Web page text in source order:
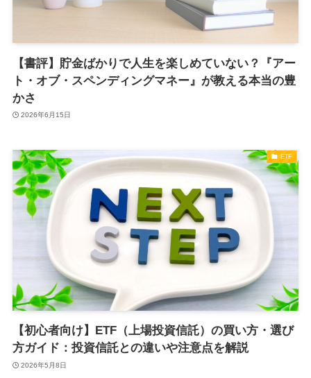
【書評】貯金ばかりで人生を楽しめていない？『アー
ト・オブ・スペンディングマネー』が教える本当の豊
かさ
2026年6月15日
ETF
【初心者向け】ETF（上場投資信託）の買い方・選び
方ガイド：投資信託との違いや注意点を解説
2026年5月8日